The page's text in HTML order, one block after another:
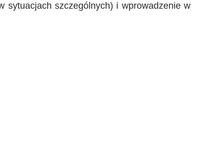
sytuacjach szczególnych) i wprowadzenie w